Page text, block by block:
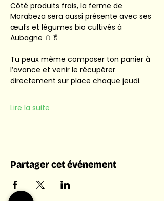
Côté produits frais, la ferme de
Morabeza sera aussi présente avec ses
œufs et légumes bio cultivés à
Aubagne 🥚🥬
Tu peux même composer ton panier à
l’avance et venir le récupérer
directement sur place chaque jeudi.
Lire la suite
Partager cet événement